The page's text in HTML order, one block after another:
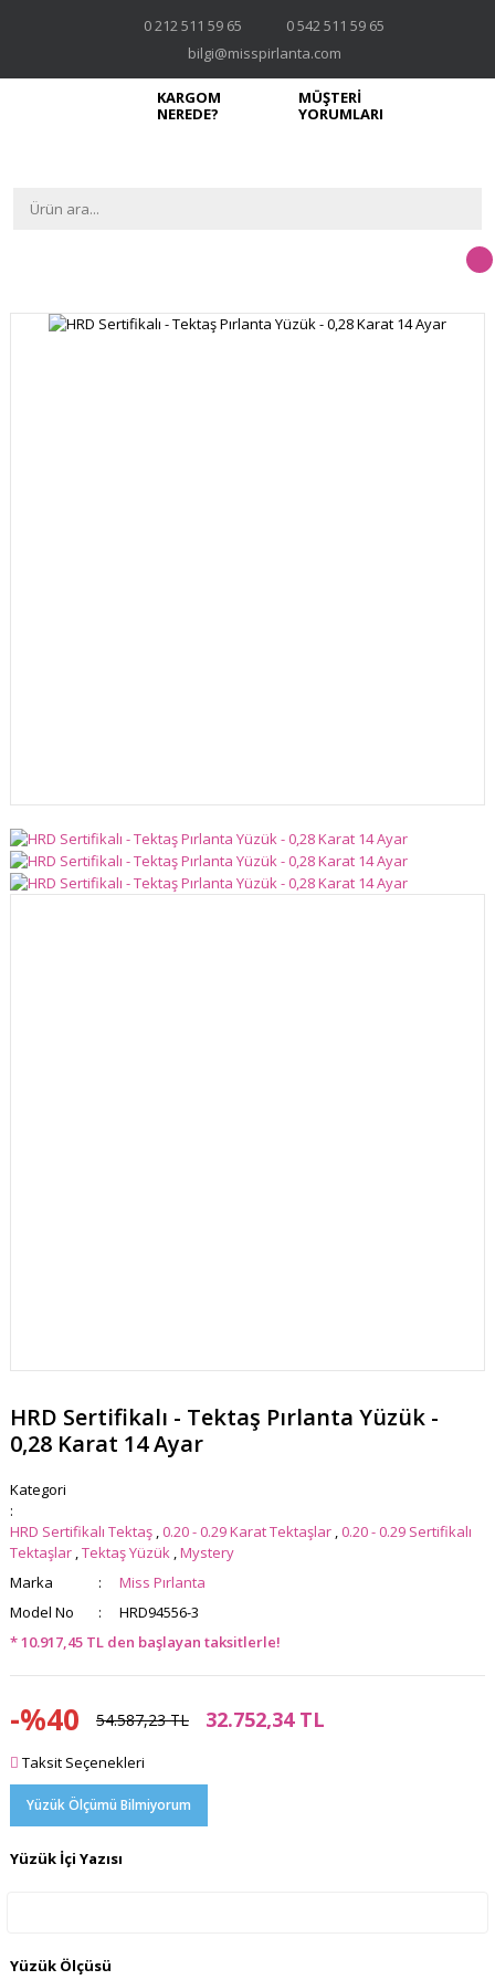
0 212 511 59 65
0 542 511 59 65
bilgi@misspirlanta.com
KARGOM
NEREDE?
MÜŞTERİ
YORUMLARI
HRD Sertifikalı - Tektaş Pırlanta Yüzük -
0,28 Karat 14 Ayar
Kategori
HRD Sertifikalı Tektaş ,0.20 - 0.29 Karat Tektaşlar ,0.20 - 0.29 Sertifikalı
Tektaşlar ,Tektaş Yüzük ,Mystery
Marka
Miss Pırlanta
Model No
HRD94556-3
* 10.917,45 TL den başlayan taksitlerle!
-%40 54.587,23 TL 32.752,34 TL
Taksit Seçenekleri
Yüzük Ölçümü Bilmiyorum
Yüzük İçi Yazısı
Yüzük Ölçüsü